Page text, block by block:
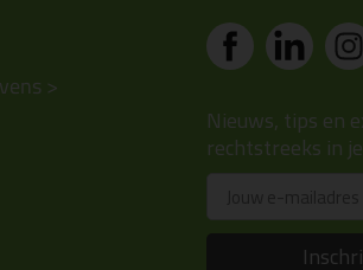
>
Nieuws, tips en
rechtstreeks in